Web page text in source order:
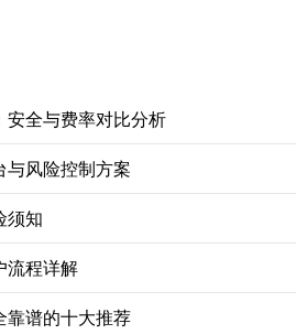
全与费率对比分析
风险控制方案
须知
流程详解
靠谱的十大推荐